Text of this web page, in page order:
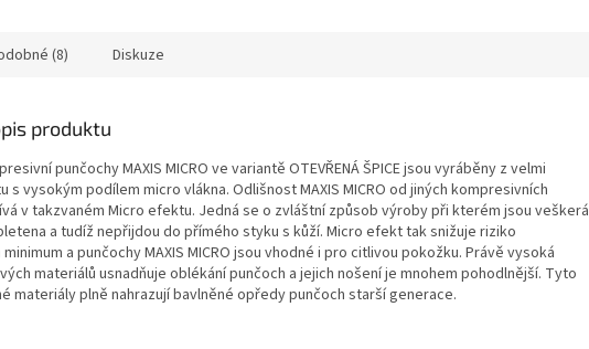
(8) Diskuze
produktu
punčochy MAXIS MICRO ve variantě OTEVŘENÁ ŠPICE jsou vyráběny z velmi
s vysokým podílem micro vlákna. Odlišnost MAXIS MICRO od jiných kompresivních
v takzvaném Micro efektu. Jedná se o zvláštní způsob výroby při kterém jsou veškerá
a tudíž nepřijdou do přímého styku s kůží. Micro efekt tak snižuje riziko
a punčochy MAXIS MICRO jsou vhodné i pro citlivou pokožku. Právě vysoká
materiálů usnadňuje oblékání punčoch a jejich nošení je mnohem pohodlnější. Tyto
materiály plně nahrazují bavlněné opředy punčoch starší generace.